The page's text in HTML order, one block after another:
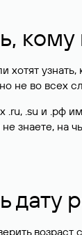
хотят
не во всех
.ru, .su и .рф
знаете, на
дату
возраст